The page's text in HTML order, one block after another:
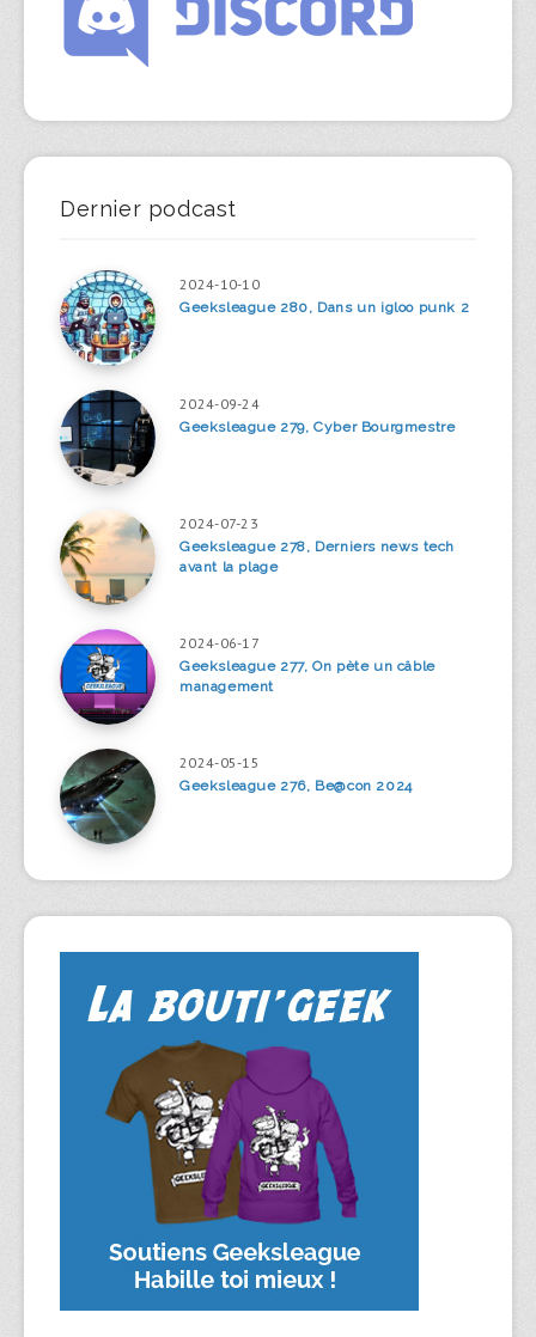
Dernier podcast
2024-10-10
Geeksleague 280, Dans un igloo punk 2
2024-09-24
Geeksleague 279, Cyber Bourgmestre
2024-07-23
Geeksleague 278, Derniers news tech
avant la plage
2024-06-17
Geeksleague 277, On pète un câble
management
2024-05-15
Geeksleague 276, Be@con 2024